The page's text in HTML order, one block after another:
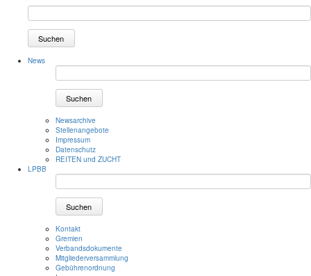
Suchen
News
Suchen
Newsarchive
Stellenangebote
Impressum
Datenschutz
REITEN und ZUCHT
LPBB
Suchen
Kontakt
Gremien
Verbandsdokumente
Mitgliederversammlung
Gebührenordnung